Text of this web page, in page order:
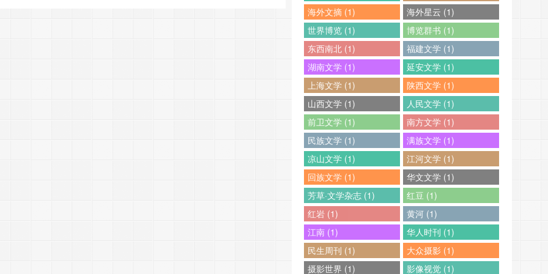
海外文摘 (1)
海外星云 (1)
世界博览 (1)
博览群书 (1)
东西南北 (1)
福建文学 (1)
湖南文学 (1)
延安文学 (1)
上海文学 (1)
陕西文学 (1)
山西文学 (1)
人民文学 (1)
前卫文学 (1)
南方文学 (1)
民族文学 (1)
满族文学 (1)
凉山文学 (1)
江河文学 (1)
回族文学 (1)
华文文学 (1)
芳草·文学杂志 (1)
红豆 (1)
红岩 (1)
黄河 (1)
江南 (1)
华人时刊 (1)
民生周刊 (1)
大众摄影 (1)
摄影世界 (1)
影像视觉 (1)